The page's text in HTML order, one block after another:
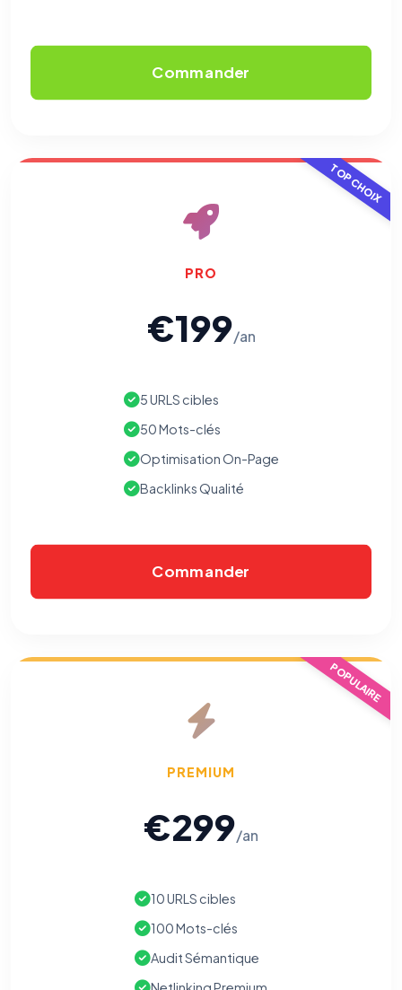
Commander
TOP CHOIX
PRO
€199/an
5 URLS cibles
50 Mots-clés
Optimisation On-Page
Backlinks Qualité
Commander
POPULAIRE
PREMIUM
€299/an
10 URLS cibles
100 Mots-clés
Audit Sémantique